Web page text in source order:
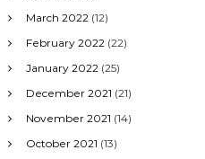
March 2022 (12)
February 2022 (22)
January 2022 (25)
December 2021 (21)
November 2021 (14)
October 2021 (13)